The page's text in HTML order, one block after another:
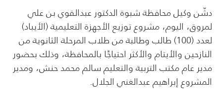
دشّن وكيل محافظة شبوة الدكتور عبدالقوي بن علي
لمروق، اليوم، مشروع توزيع الأجهزة التعليمية (الأيباد)
لعدد (100) طالب وطالبة من طلاب المرحلة الثانوية من
النازحين والأيتام والأكثر احتياجًا بالمحافظة، وذلك بحضور
مدير عام مكتب التربية والتعليم سالم محمد حنش، ومدير
المشروع إبراهيم عبدالغني الجلال.